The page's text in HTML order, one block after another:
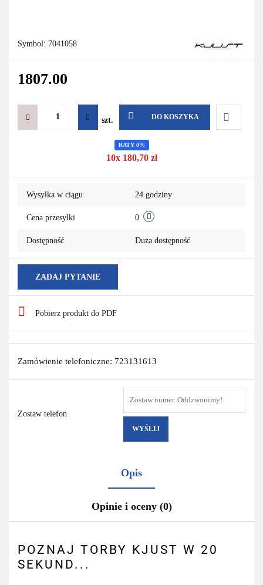
Symbol: 7041058
1807.00
szt. DO KOSZYKA
RATY 0%
10x 180,70 zł
Wysyłka w ciągu 24 godziny
Cena przesyłki 0
Dostępność Duża dostępność
ZADAJ PYTANIE
Pobierz produkt do PDF
Zamówienie telefoniczne: 723131613
Zostaw telefon
WYŚLIJ
Opis
Opinie i oceny (0)
POZNAJ TORBY KJUST W 20
SEKUND...